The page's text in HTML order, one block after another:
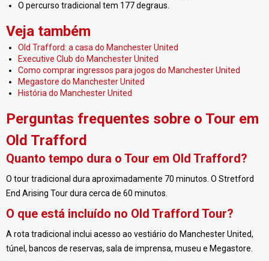
O percurso tradicional tem 177 degraus.
Veja também
Old Trafford: a casa do Manchester United
Executive Club do Manchester United
Como comprar ingressos para jogos do Manchester United
Megastore do Manchester United
História do Manchester United
Perguntas frequentes sobre o Tour em
Old Trafford
Quanto tempo dura o Tour em Old Trafford?
O tour tradicional dura aproximadamente 70 minutos. O Stretford
End Arising Tour dura cerca de 60 minutos.
O que está incluído no Old Trafford Tour?
A rota tradicional inclui acesso ao vestiário do Manchester United,
túnel, bancos de reservas, sala de imprensa, museu e Megastore.